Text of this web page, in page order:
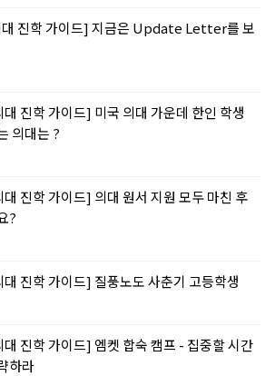
대 진학 가이드] 지금은 Update Letter를 보
진학 가이드] 미국 의대 가운데 한인 학생
의대는 ?
진학 가이드] 의대 원서 지원 모두 마친 후
?
진학 가이드] 질풍노도 사춘기 고등학생
진학 가이드] 엠켓 합숙 캠프 - 집중할 시간
하라